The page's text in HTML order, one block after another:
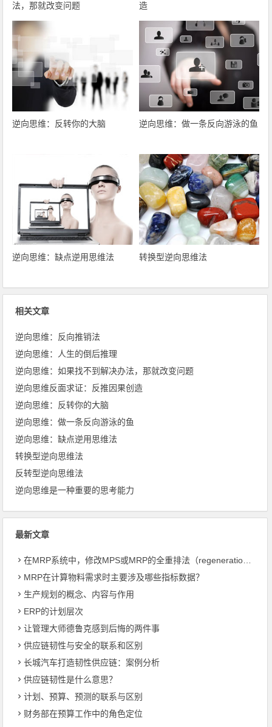
法，那就改变问题
造
逆向思维：反转你的大脑 逆向思维：做一条反向游泳的鱼
逆向思维：缺点逆用思维法 转换型逆向思维法
相关文章
逆向思维：反向推销法
逆向思维：人生的倒后推理
逆向思维：如果找不到解决办法，那就改变问题
逆向思维反面求证：反推因果创造
逆向思维：反转你的大脑
逆向思维：做一条反向游泳的鱼
逆向思维：缺点逆用思维法
转换型逆向思维法
反转型逆向思维法
逆向思维是一种重要的思考能力
最新文章
在MRP系统中，修改MPS或MRP的全重排法（regeneration）和净改变法？
MRP在计算物料需求时主要涉及哪些指标数据？
生产规划的概念、内容与作用
ERP的计划层次
让管理大师德鲁克感到后悔的两件事
供应链韧性与安全的联系和区别
长城汽车打造韧性供应链：案例分析
供应链韧性是什么意思？
计划、预算、预测的联系与区别
财务部在预算工作中的角色定位